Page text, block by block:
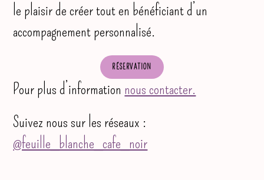
le plaisir de créer tout en bénéficiant d’un
accompagnement personnalisé.
RÉSERVATION
Pour plus d’information nous contacter.
Suivez nous sur les réseaux :
@feuille_blanche_cafe_noir